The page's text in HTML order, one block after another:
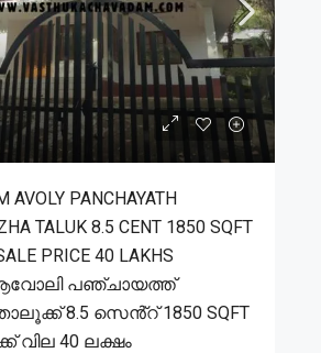
AVOLY PANCHAYATH
TALUK 8.5 CENT 1850 SQFT
PRICE 40 LAKHS
പഞ്ചായത്ത്
8.5 സെൻ്റ് 1850 SQFT
വില 40 ലക്ഷം